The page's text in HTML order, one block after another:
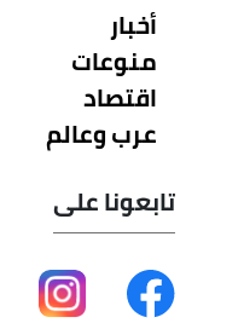
أخبار
منوعات
اقتصاد
عرب وعالم
تابعونا على